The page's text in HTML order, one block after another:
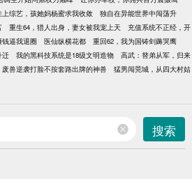
上综艺，孩她妈杨蜜求我收敛
独自在异能世界中闯荡升
重生64，猎人出身，妻女被我宠上天
充值系统不正经，开
逼我退圈 医仙纵横花都
重回62，我为国铸剑薅哭鹰
迁 我的黑科技系统是18级文明造物
高武：替弟从军，归来
废兽逆袭打脸不按套路出牌的神兽
猛男闯莞城，从四大村姑
搜索